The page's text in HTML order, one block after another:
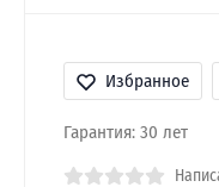
Избранное
Гарантия: 30 лет